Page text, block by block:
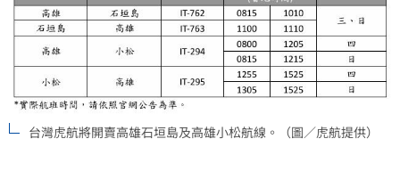
台灣虎航將開賣高雄石垣島及高雄小松航線。（圖／虎航提供）